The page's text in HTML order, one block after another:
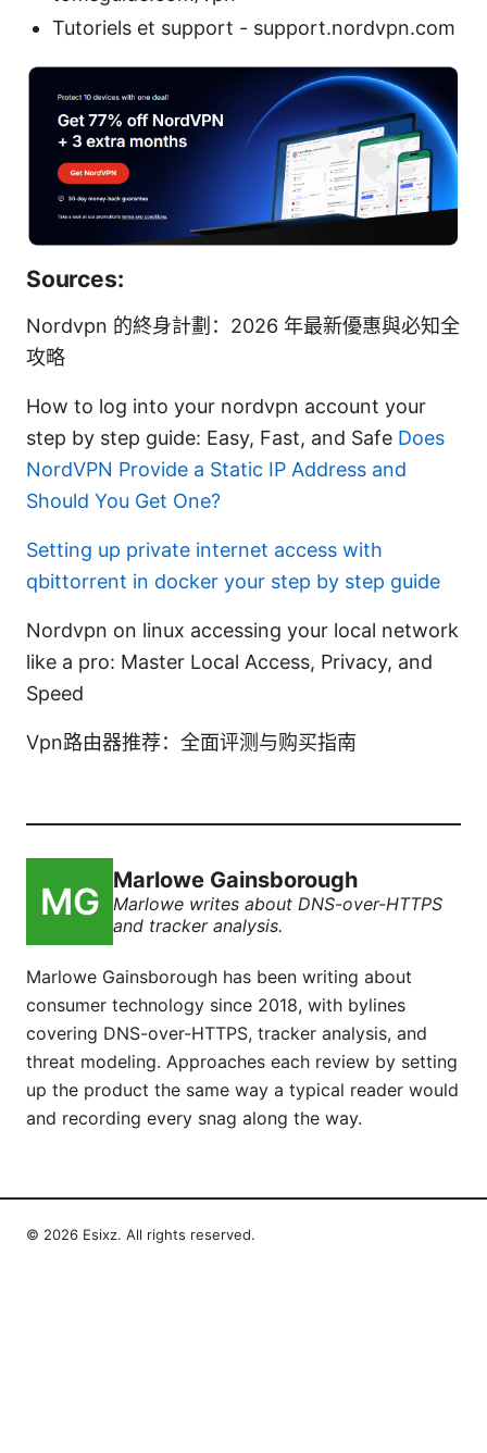
Tutoriels et support - support.nordvpn.com
Sources:
Nordvpn 的終身計劃：2026 年最新優惠與必知全
攻略
How to log into your nordvpn account your
step by step guide: Easy, Fast, and Safe Does
NordVPN Provide a Static IP Address and
Should You Get One?
Setting up private internet access with
qbittorrent in docker your step by step guide
Nordvpn on linux accessing your local network
like a pro: Master Local Access, Privacy, and
Speed
Vpn路由器推荐：全面评测与购买指南
Marlowe Gainsborough
Marlowe writes about DNS-over-HTTPS
and tracker analysis.
Marlowe Gainsborough has been writing about
consumer technology since 2018, with bylines
covering DNS-over-HTTPS, tracker analysis, and
threat modeling. Approaches each review by setting
up the product the same way a typical reader would
and recording every snag along the way.
© 2026 Esixz. All rights reserved.